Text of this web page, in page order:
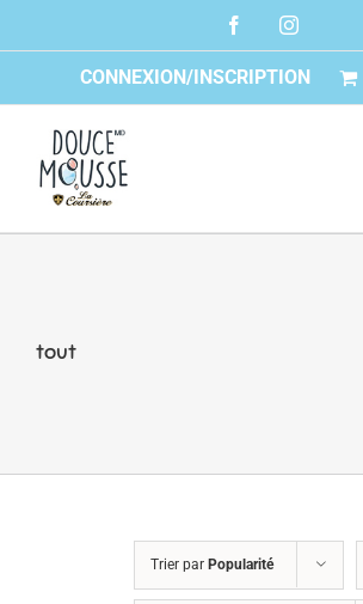
FacebookInstagram
CONNEXION/INSCRIPTION
tout
Trier par Popularité